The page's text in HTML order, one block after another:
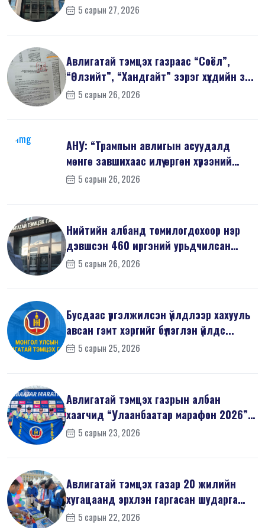
5 сарын 27, 2026
Авлигатай тэмцэх газраас “Соёл”,
“Өлзийт”, “Хандгайт” зэрэг хүүхдийн з...
5 сарын 26, 2026
АНУ: “Трампын авлигын асуудалд
мөнгө завшихаас илүү өргөн хүрээний
шин...
5 сарын 26, 2026
Нийтийн албанд томилогдохоор нэр
дэвшсэн 460 иргэний урьдчилсан
мэдүүл...
5 сарын 26, 2026
Бусдаас үргэлжилсэн үйлдлээр хахууль
авсан гэмт хэргийг бүлэглэн үйлдс...
5 сарын 25, 2026
Авлигатай тэмцэх газрын албан
хаагчид “Улаанбаатар марафон 2026”-
д оро...
5 сарын 23, 2026
Авлигатай тэмцэх газар 20 жилийн
хугацаанд эрхлэн гаргасан шударга
ёсн...5 сарын 22, 2026